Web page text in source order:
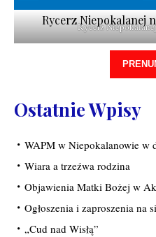
Rycerz
Rycerz Niepokalanej
Ostatnie Wpisy
WAPM w Niepokalanowie w
Wiara a trzeźwa rodzina
Objawienia Matki Bożej w
Ogłoszenia i zaproszenia na
„Cud nad Wisłą”